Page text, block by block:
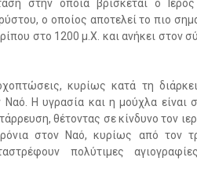
στην οποία βρίσκεται ο
ο οποίος αποτελεί το πιο
στο 1200 μ.Χ. και ανήκει στον
κυρίως κατά τη
Η υγρασία και η μούχλα είναι
θέτοντας σε κίνδυνο τον
στον Ναό, κυρίως από τον
πολύτιμες